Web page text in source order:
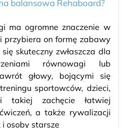
balansowa Rehaboard?
ma ogromne znaczenie w
przybiera on formę zabawy
skuteczny zwłaszcza dla
równowagi lub
głowy, bojącymi się
sportowców, dzieci,
takiej zachęcie łatwiej
a także rywalizacji
osoby starsze